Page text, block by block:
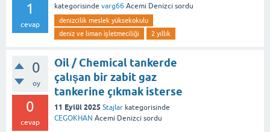
1
cevap
kategorisinde varg66 Acemi Denizci sordu
denizcilik meslek yüksekokulu
deniz ve liman i̇şletmeciliği
2 yıllık
0
oy
0
cevap
Oil / Chemical tankerde
çalışan bir zabit gaz
tankerine çıkmak isterse
11 Eylül 2025 Stajlar kategorisinde
CEGOKHAN Acemi Denizci sordu